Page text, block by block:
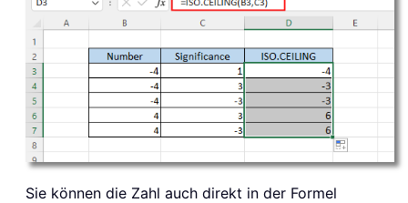
Sie können die Zahl auch direkt in der Formel